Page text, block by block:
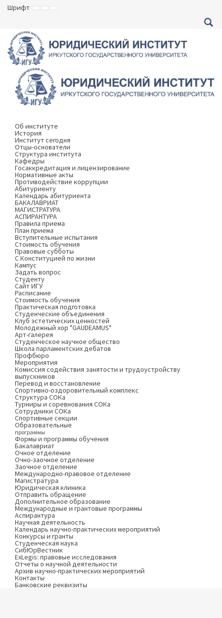
JM
University
WCAG
template
Multipurpose
Education
Template
Шрифт ВКЛЮЧИТЬ
ВКЛЮЧИТЬ
ВКЛЮЧИТЬ
Об институте
История
Институт сегодня
Отцы-основатели
Структура института
Кафедры
Госаккредитация и лицензирование
Нормативные акты
Противодействие коррупции
Абитуриенту
Календарь абитуриента
БАКАЛАВРИАТ
МАГИСТРАТУРА
АСПИРАНТУРА
Правила приема
План приема
Вступительные испытания
Стоимость обучения
Правовые субботы
С Конституцией по жизни
Кампус
Задать вопрос
Студенту
Сайт ИГУ
Расписание
Стоимость обучения
Практическая подготовка
Студенческие объединения
Клуб эстетических ценностей
Молодежный хор "GAUDEAMUS"
Арт-галерея
Студенческое научное общество
Школа парламентских дебатов
Профбюро
Мероприятия
Комиссия содействия занятости и трудоустройству
выпускников
Перевод и восстановление
Спортивно-оздоровительный комплекс
Структура СОКа
Турниры и соревнования СОКа
Сотрудники СОКа
Спортивные секции
Образовательные
программы
Формы и программы обучения
Бакалавриат
Очное отделение
Очно-заочное отделение
Заочное отделение
Международно-правовое отделение
Магистратура
Юридическая клиника
Отправить обращение
Дополнительное образование
Международные и грантовые программы
Аспирантура
Научная деятельность
Календарь научно-практических мероприятий
Конкурсы и гранты
Студенческая наука
СибЮрВестник
ExLegis: правовые исследования
Отчеты о научной деятельности
Архив научно-практических мероприятий
Контакты
Банковские реквизиты